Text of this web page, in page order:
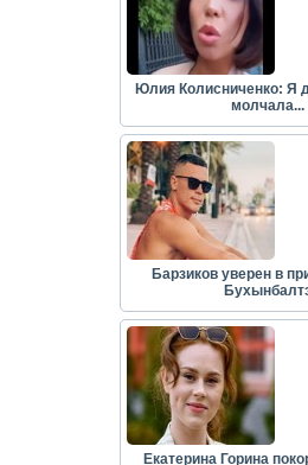
Юлия Колисниченко: Я
молчала...
Барзиков уверен в
Екатерина Горина